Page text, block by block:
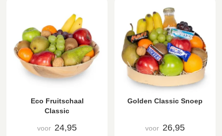
Eco Fruitschaal
Classic
voor 24,95
Golden Classic Snoep
voor 26,95